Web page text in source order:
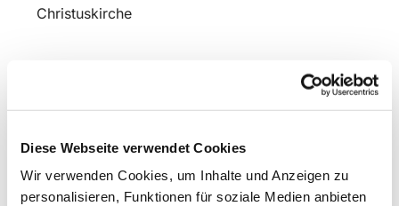
Diese Webseite verwendet Cookies
Wir verwenden Cookies, um Inhalte und Anzeigen zu
personalisieren, Funktionen für soziale Medien anbieten
Christuskirche